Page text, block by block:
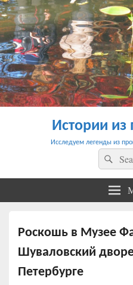
Истории из
Исследуем легенды из
Найти:
Роскошь в Музее
Шуваловский
Петербурге